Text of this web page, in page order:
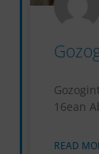
16ean
READ